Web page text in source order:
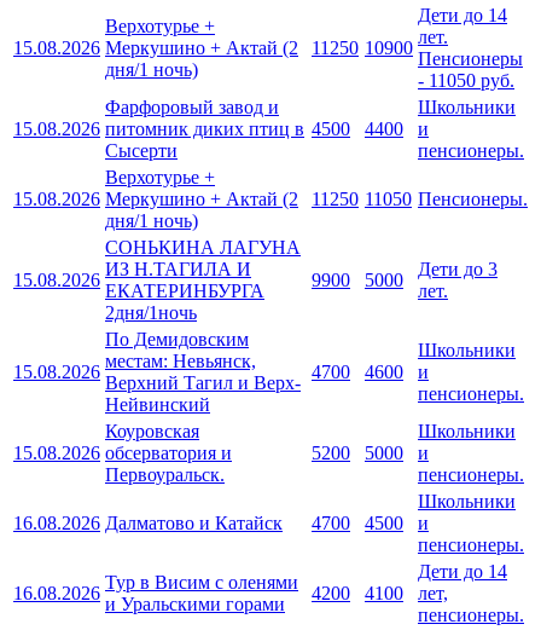
15.08.2026
Верхотурье +
Меркушино + Актай (2
дня/1 ночь)
11250 10900
Дети до 14
лет.
Пенсионеры
- 11050 руб.
15.08.2026
Фарфоровый завод и
питомник диких птиц в
Сысерти
4500 4400
Школьники
и
пенсионеры.
15.08.2026
Верхотурье +
Меркушино + Актай (2
дня/1 ночь)
11250 11050 Пенсионеры.
15.08.2026
СОНЬКИНА ЛАГУНА
ИЗ Н.ТАГИЛА И
ЕКАТЕРИНБУРГА
2дня/1ночь
9900 5000
Дети до 3
лет.
15.08.2026
По Демидовским
местам: Невьянск,
Верхний Тагил и Верх-
Нейвинский
4700 4600
Школьники
и
пенсионеры.
15.08.2026
Коуровская
обсерватория и
Первоуральск.
5200 5000
Школьники
и
пенсионеры.
16.08.2026 Далматово и Катайск 4700 4500
Школьники
и
пенсионеры.
16.08.2026
Тур в Висим с оленями
и Уральскими горами
4200 4100
Дети до 14
лет,
пенсионеры.